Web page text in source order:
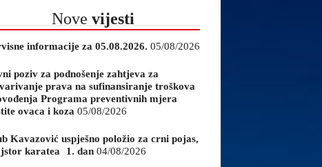
Nove vijesti
informacije za 05.08.2026. 05/08/2026
poziv za podnošenje zahtjeva za
prava na sufinansiranje troškova
Programa preventivnih mjera
ovaca i koza 05/08/2026
Kavazović uspješno položio za crni pojas,
karatea 1. dan 04/08/2026